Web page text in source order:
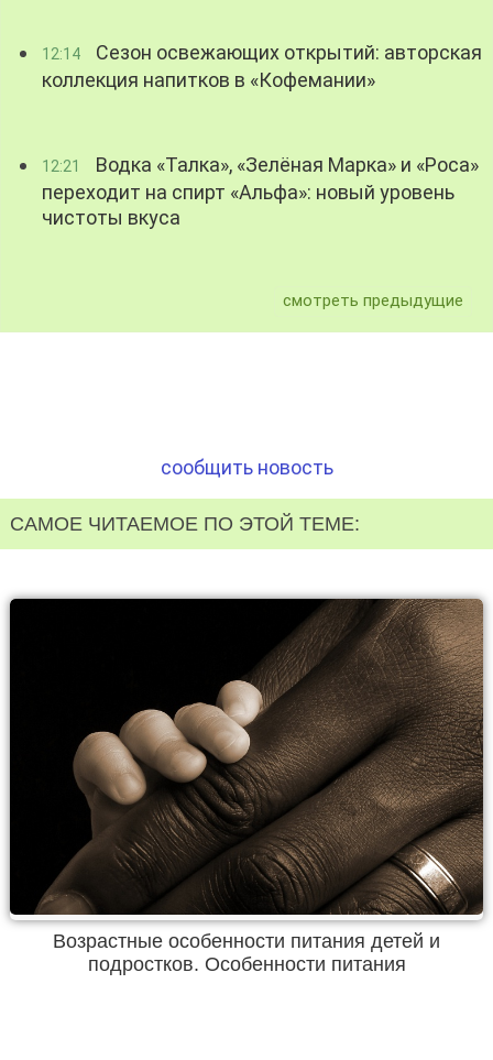
12:14
Сезон освежающих открытий: авторская
коллекция напитков в «Кофемании»
12:21
Водка «Талка», «Зелёная Марка» и «Роса»
переходит на спирт «Альфа»: новый уровень
чистоты вкуса
смотреть предыдущие
сообщить новость
САМОЕ ЧИТАЕМОЕ ПО ЭТОЙ ТЕМЕ:
Возрастные особенности питания детей и
подростков. Особенности питания